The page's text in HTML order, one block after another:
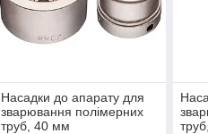
Насадки до апарату для
зварювання полімерних
труб, 40 мм